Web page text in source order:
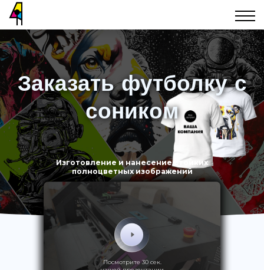
Заказать футболку с
соником
Изготовление и нанесение стойких
полноцветных изображений
Посмотрите 30 сек.